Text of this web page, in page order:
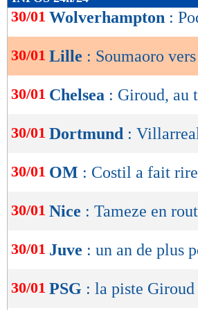
de
OK
30/01 Wolverhampton :
30/01 Lille : Soumaoro
30/01 Chelsea : Giroud, au
30/01 Dortmund :
30/01 OM : Costil a fait
30/01 Nice : Tameze en
30/01 Juve : un an de plus
30/01 PSG : la piste